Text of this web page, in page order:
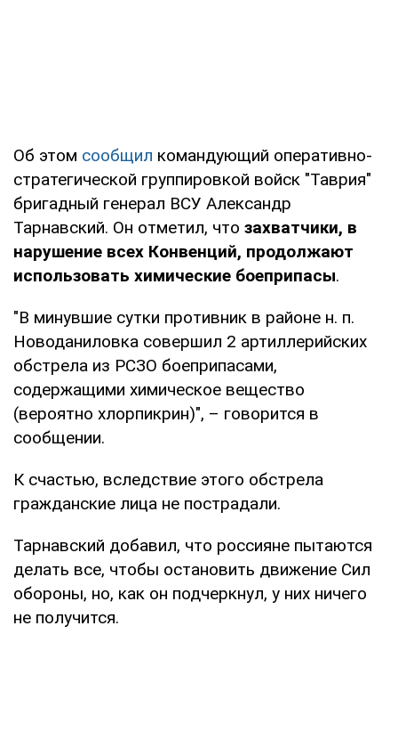
Об этом сообщил командующий оперативно-
стратегической группировкой войск "Таврия"
бригадный генерал ВСУ Александр
Тарнавский. Он отметил, что захватчики, в
нарушение всех Конвенций, продолжают
использовать химические боеприпасы.
"В минувшие сутки противник в районе н. п.
Новоданиловка совершил 2 артиллерийских
обстрела из РСЗО боеприпасами,
содержащими химическое вещество
(вероятно хлорпикрин)", – говорится в
сообщении.
К счастью, вследствие этого обстрела
гражданские лица не пострадали.
Тарнавский добавил, что россияне пытаются
делать все, чтобы остановить движение Сил
обороны, но, как он подчеркнул, у них ничего
не получится.